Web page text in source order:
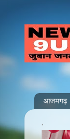
आजमगढ़
.